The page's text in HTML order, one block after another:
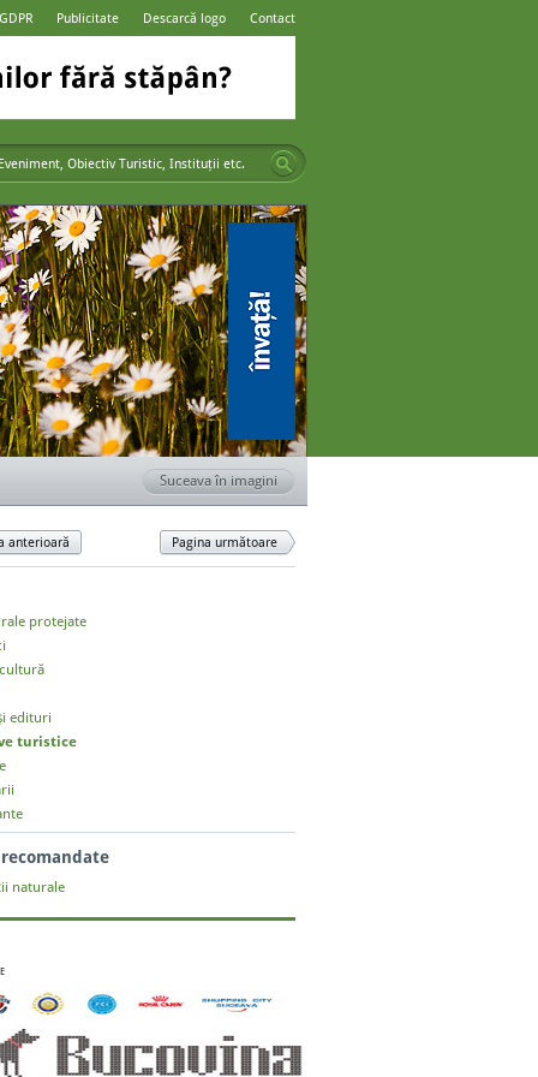
Publicitate Descarcă logo Contact
Suceava în imagini
Pagina următoare
anterioară
protejate
edituri
turistice
naturale